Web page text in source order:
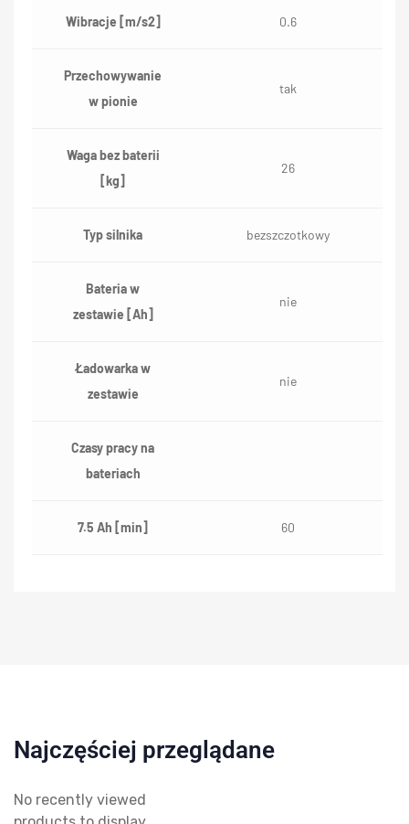
Wibracje [m/s2] 0.6
Przechowywanie
w pionie
tak
Waga bez baterii
[kg]
26
Typ silnika bezszczotkowy
Bateria w
zestawie [Ah]
nie
Ładowarka w
zestawie
nie
Czasy pracy na
bateriach
7.5 Ah [min] 60
Najczęściej przeglądane
No recently viewed